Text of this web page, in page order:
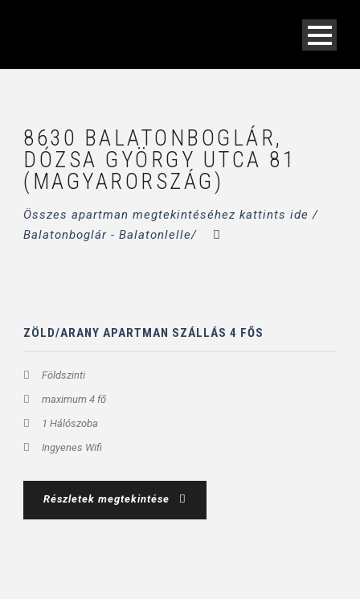
8630 BALATONBOGLÁR,
DÓZSA GYÖRGY UTCA 81
(MAGYARORSZÁG)
Összes apartman megtekintéséhez kattints ide /
Balatonboglár - Balatonlelle/
ZÖLD/ARANY APARTMAN SZÁLLÁS 4 FŐS
Földszinti
maximum 4 fő
1 Hálószoba
Ingyenes Wifi
Részletek megtekintése